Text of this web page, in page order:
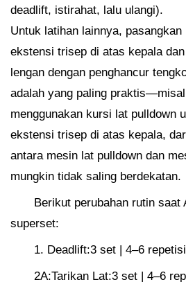
deadlift, istirahat, lalu ulangi).
Untuk latihan lainnya, pasangkan
ekstensi trisep di atas kepala
lengan dengan penghancur
adalah yang paling
menggunakan kursi lat pulldown
ekstensi trisep di atas kepala,
antara mesin lat pulldown dan
mungkin tidak saling berdekatan.
Berikut perubahan rutin saat
superset:
1. Deadlift:3 set | 4–6
2A:Tarikan Lat:3 set | 4–6